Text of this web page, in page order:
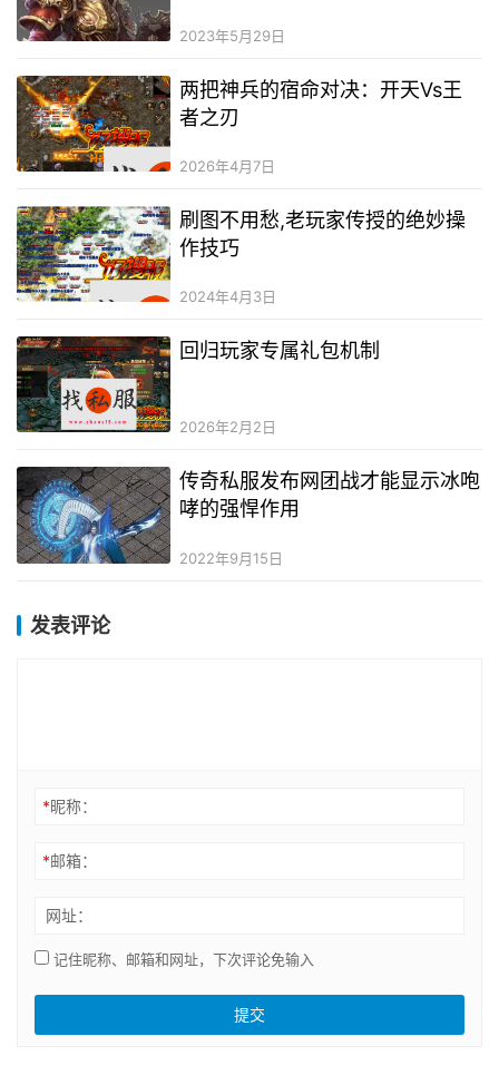
2023年5月29日
两把神兵的宿命对决：开天Vs王
者之刃
2026年4月7日
刷图不用愁,老玩家传授的绝妙操
作技巧
2024年4月3日
回归玩家专属礼包机制
2026年2月2日
传奇私服发布网团战才能显示冰咆
哮的强悍作用
2022年9月15日
发表评论
*昵称：
*邮箱：
网址：
记住昵称、邮箱和网址，下次评论免输入